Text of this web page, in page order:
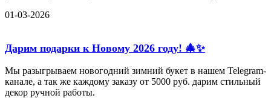
01-03-2026
Дарим подарки к Новому 2026 году! 🎄✨
Мы разыгрываем новогодний зимний букет в нашем Telegram-
канале, а так же каждому заказу от 5000 руб. дарим стильный
декор ручной работы.